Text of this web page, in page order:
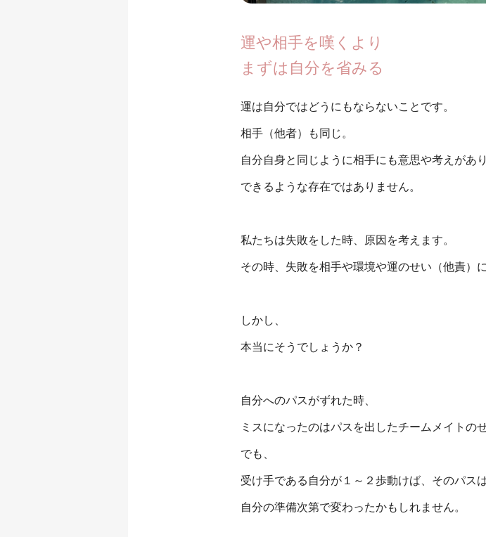
運や相手を嘆くより
まずは自分を省みる
運は自分ではどうにもならないことです。
相手（他者）も同じ。
自分自身と同じように相手にも意思や考えがあ
できるような存在ではありません。
私たちは失敗をした時、原因を考えます。
その時、失敗を相手や環境や運のせい（他責）
しかし、
本当にそうでしょうか？
自分へのパスがずれた時、
ミスになったのはパスを出したチームメイトの
でも、
受け手である自分が１～２歩動けば、そのパス
自分の準備次第で変わったかもしれません。